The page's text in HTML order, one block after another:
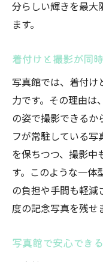
分らしい輝きを最大
ます。
着付けと撮影が同
写真館では、着付け
力です。その理由は
の姿で撮影できるか
フが常駐している写
を保ちつつ、撮影中
す。このような一体
の負担や手間も軽
度の記念写真を残せ
写真館で安心でき